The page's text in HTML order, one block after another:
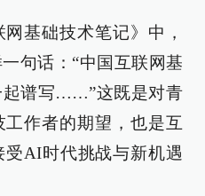
基础技术笔记》中，
句话：“中国互联网基
起谱写……”这既是对青
作者的期望，也是互
AI时代挑战与新机遇